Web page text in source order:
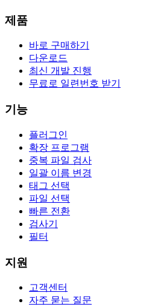
제품
바로 구매하기
다운로드
최신 개발 진행
무료로 일련번호 받기
기능
플러그인
확장 프로그램
중복 파일 검사
일괄 이름 변경
태그 선택
파일 선택
빠른 전환
검사기
필터
지원
고객센터
자주 묻는 질문